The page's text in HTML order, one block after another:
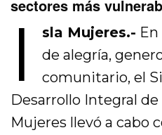
sectores más
I sla Mujeres.-
de alegría,
comunitario, el
Desarrollo Integral de
Mujeres llevó a cabo